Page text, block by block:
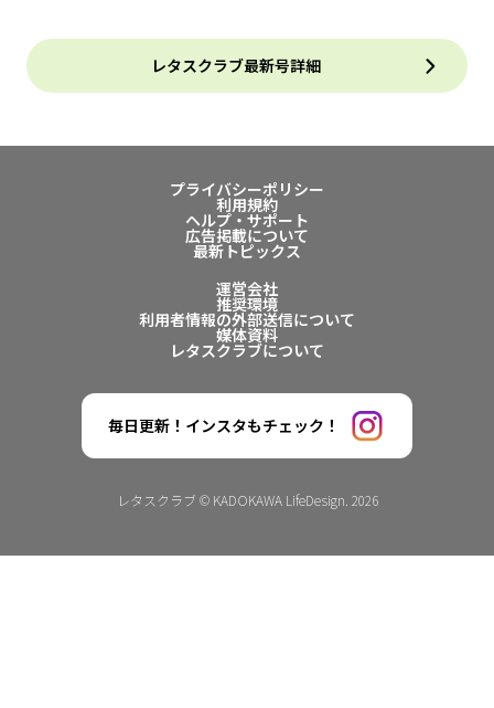
レタスクラブ最新号詳細
プライバシーポリシー
利用規約
ヘルプ・サポート
広告掲載について
最新トピックス
運営会社
推奨環境
利用者情報の外部送信について
媒体資料
レタスクラブについて
毎日更新！インスタもチェック！
レタスクラブ © KADOKAWA LifeDesign. 2026